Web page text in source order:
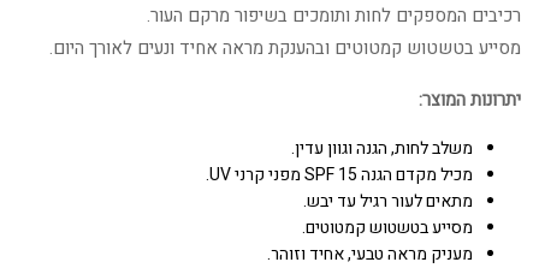
רכיבים המספקים לחות ותומכים בשיפור מרקם העור.
מסייע בטשטוש קמטוטים ובהענקת מראה אחיד ונעים לאורך היום.
יתרונות המוצר:
משלב לחות, הגנה וגוון עדין.
מכיל מקדם הגנה SPF 15 מפני קרני UV.
מתאים לעור רגיל עד יבש.
מסייע בטשטוש קמטוטים.
מעניק מראה טבעי, אחיד וזוהר.